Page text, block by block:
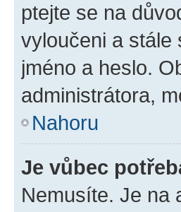
ptejte se na
vyloučeni a stále
jméno a heslo.
administrátora,
Nahoru
Je vůbec
Nemusíte. Je na